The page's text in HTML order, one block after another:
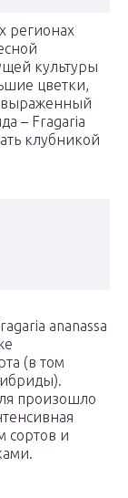
регионах
культуры
цветки,
выраженный
– Fragaria
клубникой
ananassa
(в том
произошло
сортов и